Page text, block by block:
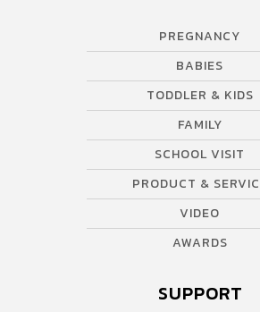
PREGNANCY
BABIES
TODDLER & KIDS
FAMILY
SCHOOL VISIT
PRODUCT &
VIDEO
AWARDS
SUPPORT